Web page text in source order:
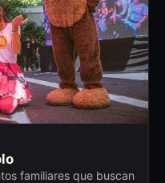
familiares que buscan